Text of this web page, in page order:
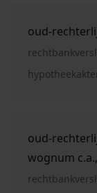
oud-
oud-
wognum